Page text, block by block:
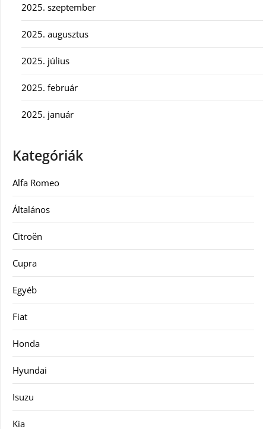
2025. szeptember
2025. augusztus
2025. július
2025. február
2025. január
Kategóriák
Alfa Romeo
Általános
Citroën
Cupra
Egyéb
Fiat
Honda
Hyundai
Isuzu
Kia